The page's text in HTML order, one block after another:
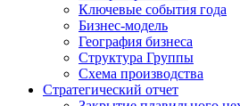
Ключевые события года
Бизнес-модель
География бизнеса
Структура Группы
Схема производства
Стратегический отчет